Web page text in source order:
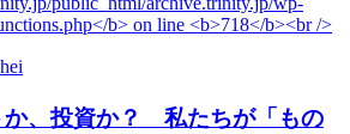
か、投資か？ 私たちが「もの